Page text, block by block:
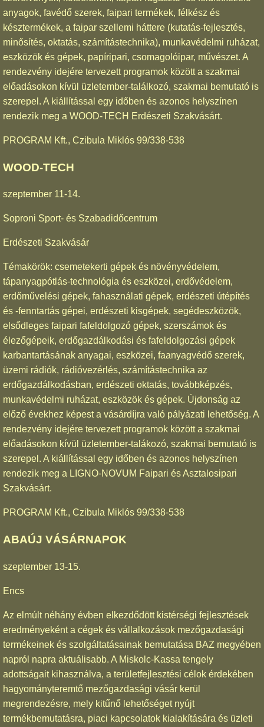
anyagok, favédő szerek, faipari termékek, félkész és
késztermékek, a faipar szellemi háttere (kutatás-fejlesztés,
minősítés, oktatás, számítástechnika), munkavédelmi ruházat,
eszközök és gépek, papíripari, csomagolóipar, művészet. A
rendezvény idejére tervezett programok között a szakmai
előadásokon kívül üzletember-találkozó, szakmai bemutató is
szerepel. A kiállítással egy időben és azonos helyszínen
rendezik meg a WOOD-TECH Erdészeti Szakvásárt.
PROGRAM Kft., Czibula Miklós 99/338-538
WOOD-TECH
szeptember 11-14.
Soproni Sport- és Szabadidőcentrum
Erdészeti Szakvásár
Témakörök: csemetekerti gépek és növényvédelem,
tápanyagpótlás-technológia és eszközei, erdővédelem,
erdőművelési gépek, fahasználati gépek, erdészeti útépítés
és -fenntartás gépei, erdészeti kisgépek, segédeszközök,
elsődleges faipari fafeldolgozó gépek, szerszámok és
élezőgépeik, erdőgazdálkodási és fafeldolgozási gépek
karbantartásának anyagai, eszközei, faanyagvédő szerek,
üzemi rádiók, rádióvezérlés, számítástechnika az
erdőgazdálkodásban, erdészeti oktatás, továbbképzés,
munkavédelmi ruházat, eszközök és gépek. Újdonság az
előző évekhez képest a vásárdíjra való pályázati lehetőség. A
rendezvény idejére tervezett programok között a szakmai
előadásokon kívül üzletember-talákozó, szakmai bemutató is
szerepel. A kiállítással egy időben és azonos helyszínen
rendezik meg a LIGNO-NOVUM Faipari és Asztalosipari
Szakvásárt.
PROGRAM Kft., Czibula Miklós 99/338-538
ABAÚJ VÁSÁRNAPOK
szeptember 13-15.
Encs
Az elmúlt néhány évben elkezdődött kistérségi fejlesztések
eredményeként a cégek és vállalkozások mezőgazdasági
termékeinek és szolgáltatásainak bemutatása BAZ megyében
napról napra aktuálisabb. A Miskolc-Kassa tengely
adottságait kihasználva, a területfejlesztési célok érdekében
hagyományteremtő mezőgazdasági vásár kerül
megrendezésre, mely kitűnő lehetőséget nyújt
termékbemutatásra, piaci kapcsolatok kialakítására és üzleti